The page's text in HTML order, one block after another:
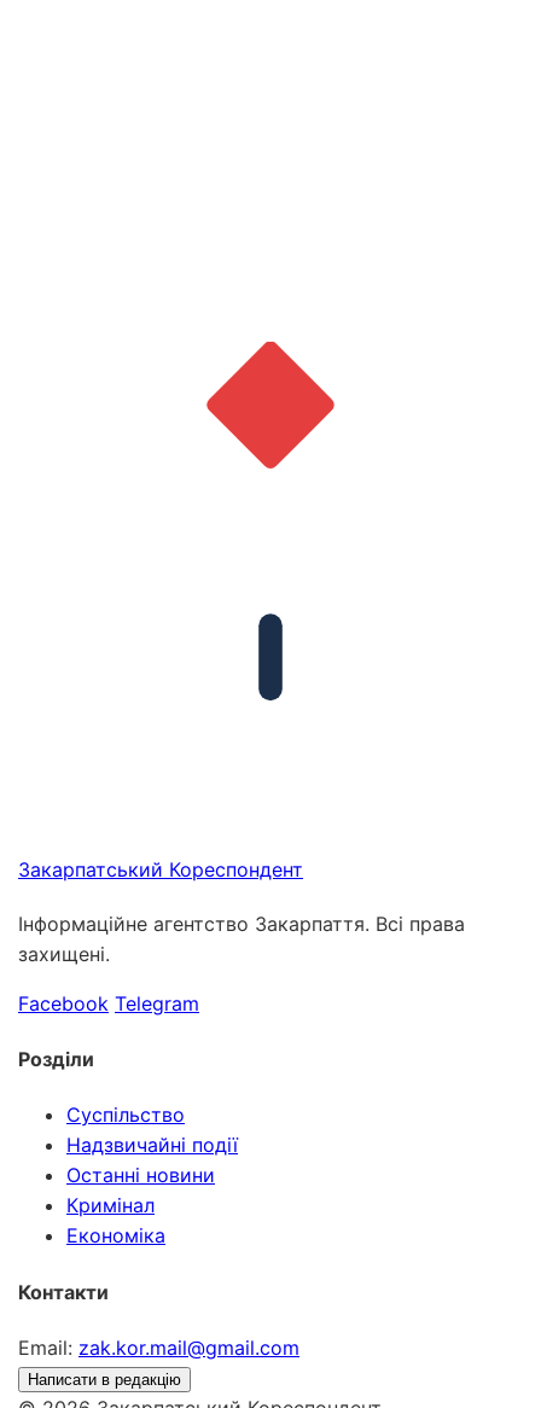
Закарпатський Кореспондент
Інформаційне агентство Закарпаття. Всі права
захищені.
Facebook Telegram
Розділи
Суспільство
Надзвичайні події
Останні новини
Кримінал
Економіка
Контакти
Email: zak.kor.mail@gmail.com
Написати в редакцію